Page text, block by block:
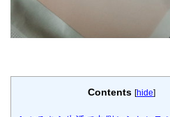
Contents [hide]